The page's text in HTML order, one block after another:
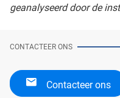
geanalyseerd door de
CONTACTEER ONS
Contacteer ons